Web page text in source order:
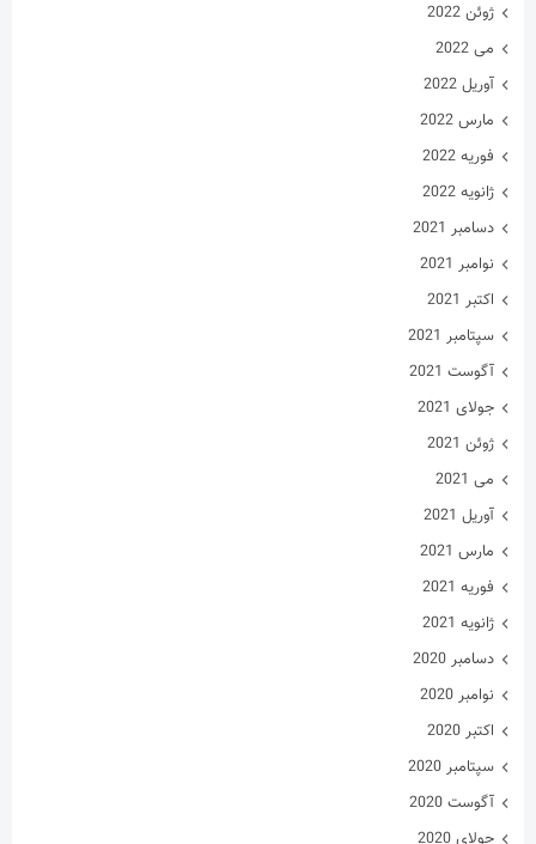
می 2021
آوریل 2021
مارس 2021
فوریه 2021
ژانویه 2021
دسامبر 2020
نوامبر 2020
اکتبر 2020
سپتامبر 2020
آگوست 2020
جولای 2020
ژوئن 2020
می 2020
آوریل 2020
مارس 2020
فوریه 2020
ژانویه 2020
فوریه 2019